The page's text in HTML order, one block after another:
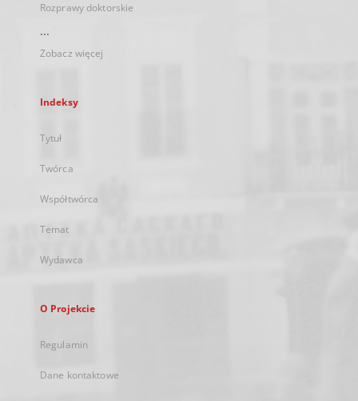
Rozprawy doktorskie
...
Zobacz więcej
Indeksy
Tytuł
Twórca
Współtwórca
Temat
Wydawca
O Projekcie
Regulamin
Dane kontaktowe